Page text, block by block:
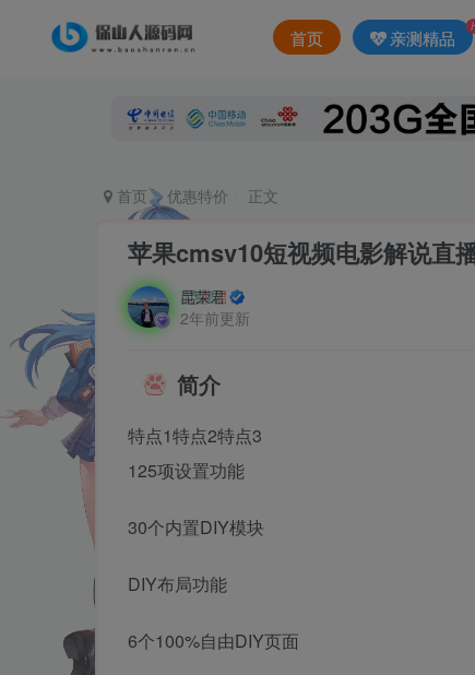
首页 亲测精品
首页 优惠特价 正文
苹果cmsv10短视频电影解说直
昆荣君
2年前更新
简介
特点1特点2特点3
125项设置功能
30个内置DIY模块
DIY布局功能
6个100%自由DIY页面